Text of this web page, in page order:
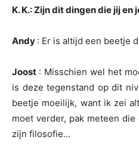
K. K.: Zijn dit dingen die jij
Andy : Er is altijd een beetje
Joost : Misschien wel het
is deze tegenstand op dit
beetje moeilijk, want ik zei
moet verder, pak meteen
zijn filosofie…